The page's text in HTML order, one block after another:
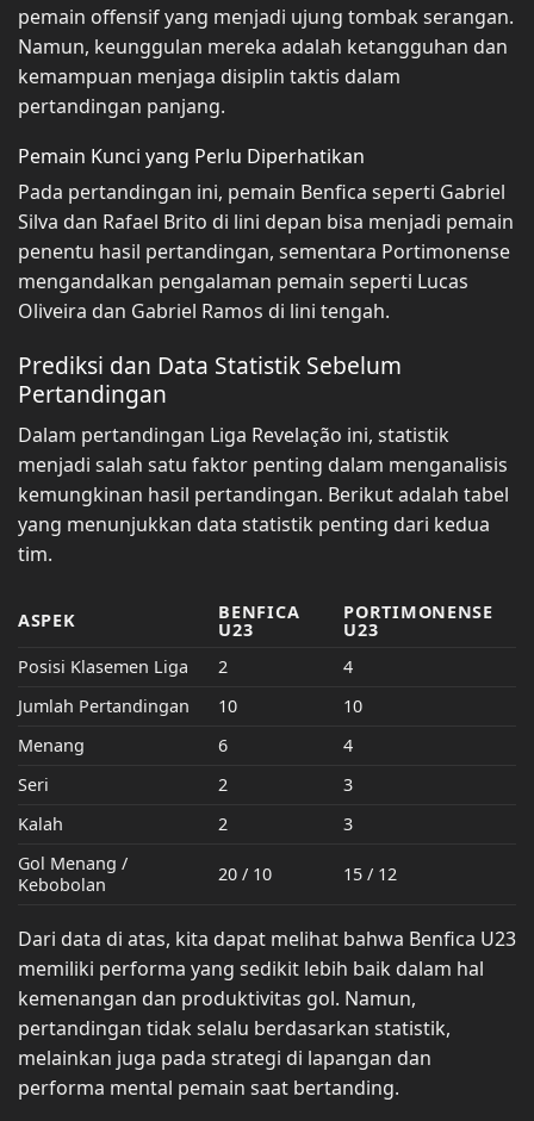
pemain offensif yang menjadi ujung tombak serangan.
Namun, keunggulan mereka adalah ketangguhan dan
kemampuan menjaga disiplin taktis dalam
pertandingan panjang.
Pemain Kunci yang Perlu Diperhatikan
Pada pertandingan ini, pemain Benfica seperti Gabriel
Silva dan Rafael Brito di lini depan bisa menjadi pemain
penentu hasil pertandingan, sementara Portimonense
mengandalkan pengalaman pemain seperti Lucas
Oliveira dan Gabriel Ramos di lini tengah.
Prediksi dan Data Statistik Sebelum
Pertandingan
Dalam pertandingan Liga Revelação ini, statistik
menjadi salah satu faktor penting dalam menganalisis
kemungkinan hasil pertandingan. Berikut adalah tabel
yang menunjukkan data statistik penting dari kedua
tim.
ASPEK BENFICA
U23
PORTIMONENSE
U23
Posisi Klasemen Liga
2
4
Jumlah Pertandingan
10
10
Menang
6
4
Seri
2
3
Kalah
2
3
Gol Menang /
Kebobolan
20 / 10 15 / 12
Dari data di atas, kita dapat melihat bahwa Benfica U23
memiliki performa yang sedikit lebih baik dalam hal
kemenangan dan produktivitas gol. Namun,
pertandingan tidak selalu berdasarkan statistik,
melainkan juga pada strategi di lapangan dan
performa mental pemain saat bertanding.